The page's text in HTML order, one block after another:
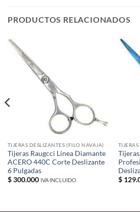
PRODUCTOS RELACIONADOS
TIJERAS DESLIZANTES (FILO NAVAJA)
Tijeras Raugcci Línea Diamante
ACERO 440C Corte Deslizante
6 Pulgadas
$300.000 IVA INCLUIDO
$